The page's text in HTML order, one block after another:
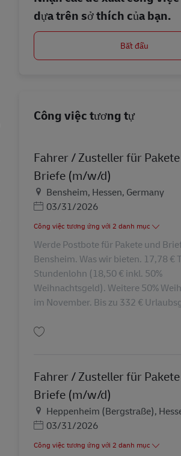
dựa trên sở thích của bạn.
Bắt đầu
Công việc tương tự
Fahrer / Zusteller für
Briefe (m/w/d)
Địa điểm
Bensheim, Hessen, Germany
Posted Date
03/31/2026
Công việc tương ứng với 2 danh mục
Werde Postbote für Pakete und
Bensheim. Was wir bieten. 17,78 €
Stundenlohn (18,50 € inkl. 50%
Weihnachtsgeld). Weitere 50%
im November. Bis zu 332 €
Fahrer / Zusteller für
Briefe (m/w/d)
Địa điểm
Heppenheim (Bergstraße),
Posted Date
03/31/2026
Công việc tương ứng với 2 danh mục